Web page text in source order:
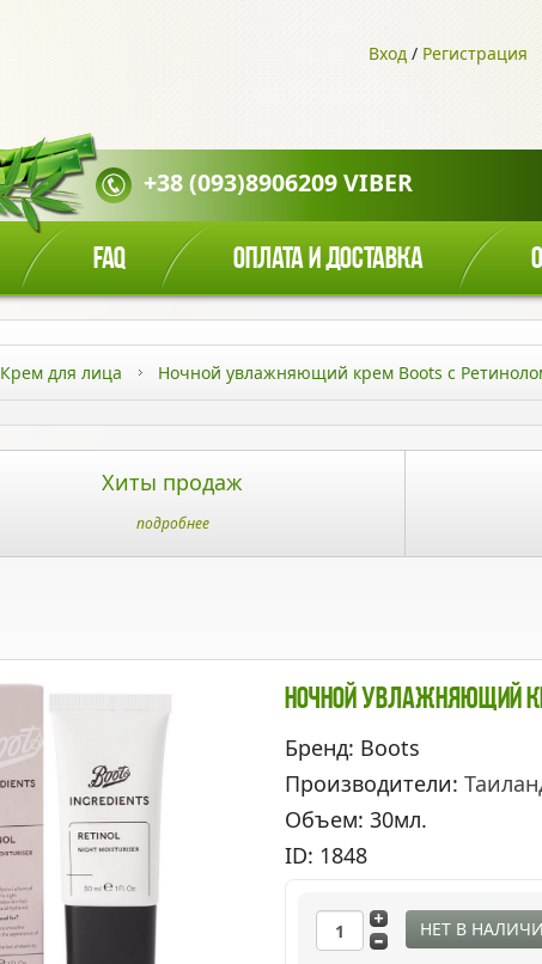
Вход / Регистрация
+38 (093)8906209 VIBER
FAQ ОПЛАТА И ДОСТАВКА
Крем для лица Ночной увлажняющий крем Boots c
Хиты продаж
подробнее
Ночной Увлажняющий
Бренд: Boots
Производители:
Объем: 30мл.
ID: 1848
НЕТ В